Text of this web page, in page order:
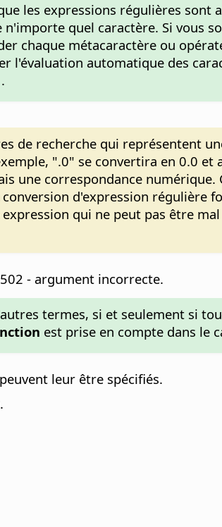
les expressions régulières sont
quel caractère. Si vous
chaque métacaractère ou
l'évaluation automatique des
de recherche qui représentent
".0" se convertira en 0.0 et
une correspondance numérique.
d'expression régulière
qui ne peut pas être
- argument incorrecte.
termes, si et seulement si
est prise en compte dans le
leur être spécifiés.